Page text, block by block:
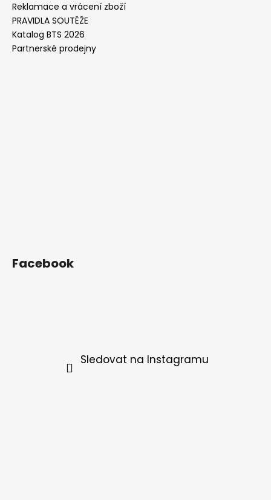
Reklamace a vrácení zboží
PRAVIDLA SOUTĚŽE
Katalog BTS 2026
Partnerské prodejny
Facebook
Sledovat na Instagramu